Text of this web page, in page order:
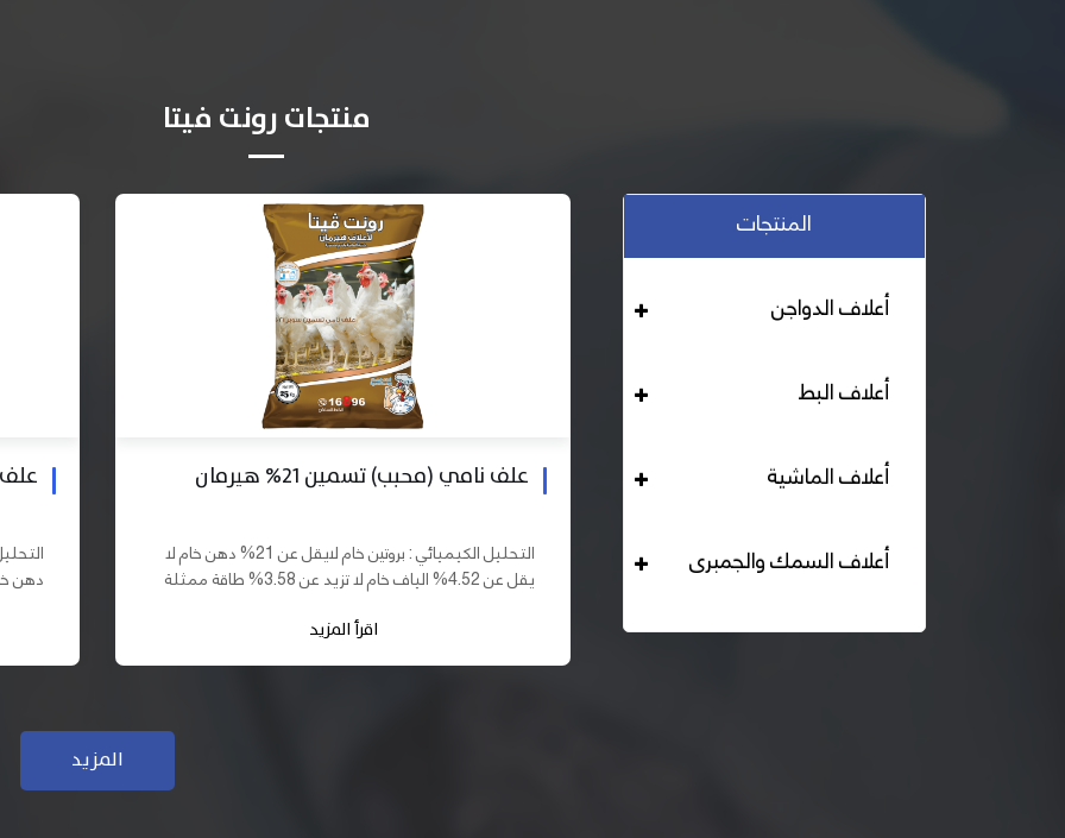
منتجات رونت فيتا
المنتجات
أعلاف الدواجن
أعلاف البط
أعلاف الماشية
أعلاف السمك والجمبرى
علف علف بادي نامي تسمين 19% هيرمان
التحليل الكيميائي : بروتين خام لايقل عن 19% دهن خام لا
يقل عن 10% الياف خام لا تزيد عن 3.70% طاقة ممثلة لا
اقرأ المزيد
علف دواجن بياض محبب 16% هيرمان
التحليل الكيميائي : بروتين خام لايقل عن 16% دهن خام لا
يقل عن 2,84% الياف خام لا تزيد عن 2.24% طاقة ممثلة
اقرأ المزيد
المزيد